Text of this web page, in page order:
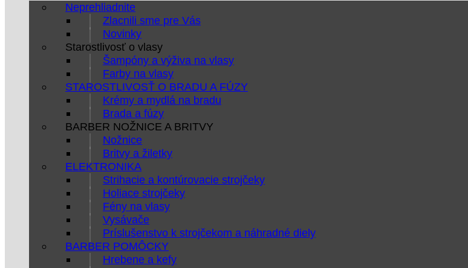
Neprehliadnite
Zlacnili sme pre Vás
Novinky
Starostlivosť o vlasy
Šampóny a výživa na vlasy
Farby na vlasy
STAROSTLIVOSŤ O BRADU A FÚZY
Krémy a mydlá na bradu
Brada a fúzy
BARBER NOŽNICE A BRITVY
Nožnice
Britvy a žiletky
ELEKTRONIKA
Strihacie a kontúrovacie strojčeky
Holiace strojčeky
Fény na vlasy
Vysávače
Príslušenstvo k strojčekom a náhradné diely
BARBER POMÔCKY
Hrebene a kefy